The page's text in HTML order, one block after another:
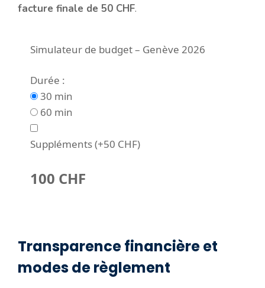
facture finale de 50 CHF.
Simulateur de budget – Genève 2026
Durée :
30 min
60 min
Suppléments (+50 CHF)
100 CHF
Transparence financière et
modes de règlement